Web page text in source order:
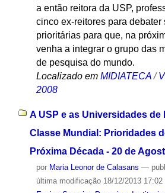
a então reitora da USP,
cinco ex-reitores para debater
prioritárias para que, na
venha a integrar o grupo das
de pesquisa do mundo.
Localizado em MIDIATECA /
2008
A USP e as Universidades de
Classe Mundial: Prioridades
Próxima Década - 20 de
por Maria Leonor de Calasans —
última modificação18/12/2013 17:02